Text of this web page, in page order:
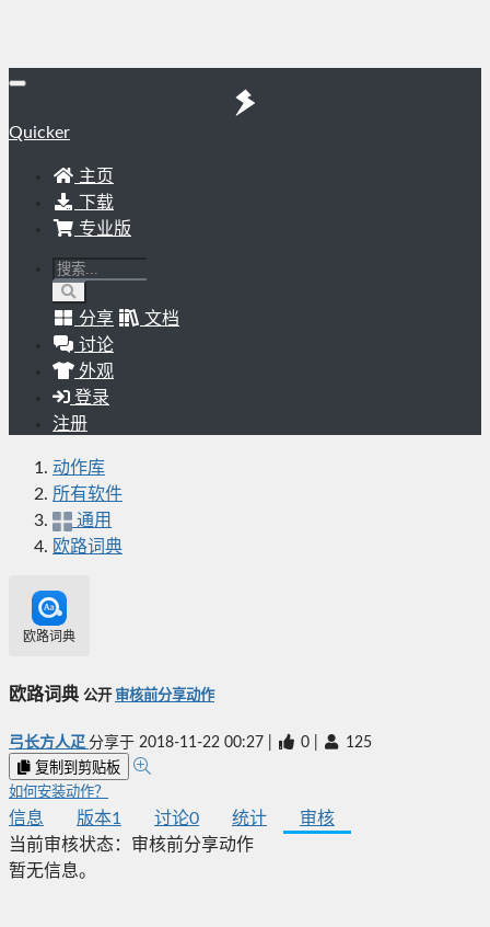
Quicker
主页
下载
专业版
分享
文档
讨论
外观
登录
注册
动作库
所有软件
通用
欧路词典
欧路词典
欧路词典 公开 审核前分享动作
弓长方人疋 分享于 2018-11-22 00:27 0 125
复制到剪贴板
如何安装动作？
信息 版本1 讨论0 统计
审核
当前审核状态： 审核前分享动作
暂无信息。